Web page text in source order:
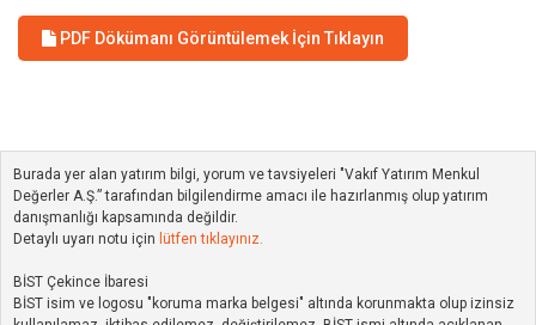
PDF Dökümanı Görüntülemek İçin Tıklayın
Burada yer alan yatırım bilgi, yorum ve tavsiyeleri "Vakıf Yatırım Menkul
Değerler A.Ş.” tarafından bilgilendirme amacı ile hazırlanmış olup yatırım
danışmanlığı kapsamında değildir.
Detaylı uyarı notu için lütfen tıklayınız.
BİST Çekince İbaresi
BİST isim ve logosu "koruma marka belgesi" altında korunmakta olup izinsiz